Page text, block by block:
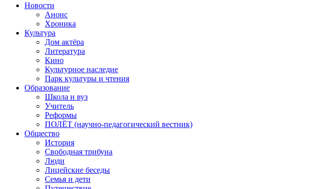
Новости
Анонс
Хроника
Культура
Дом актёра
Литература
Кино
Культурное наследие
Парк культуры и чтения
Образование
Школа и вуз
Учитель
Реформы
ПОЛЁТ (научно-педагогический вестник)
Общество
История
Свободная трибуна
Люди
Лицейские беседы
Семья и дети